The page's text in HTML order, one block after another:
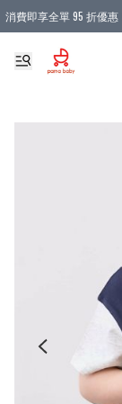
消費即享全單 95 折優惠
購物滿 HKD 900.00即